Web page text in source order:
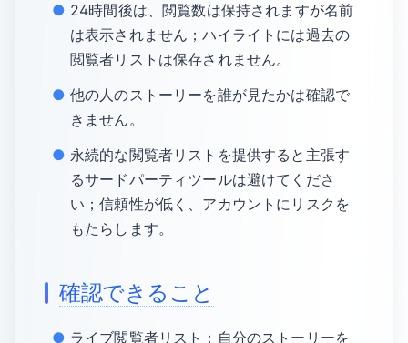
24時間後は、閲覧数は保持されますが名前
は表示されません；ハイライトには過去の
閲覧者リストは保存されません。
他の人のストーリーを誰が見たかは確認で
きません。
永続的な閲覧者リストを提供すると主張す
るサードパーティツールは避けてくださ
い；信頼性が低く、アカウントにリスクを
もたらします。
確認できること
ライブ閲覧者リスト：自分のストーリーを